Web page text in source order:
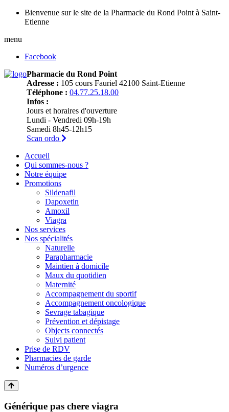
Bienvenue sur le site de la Pharmacie du Rond Point à Saint-
Etienne
menu
Facebook
Pharmacie du Rond Point
Adresse : 105 cours Fauriel 42100 Saint-Etienne
Téléphone : 04.77.25.18.00
Infos :
Jours et horaires d'ouverture
Lundi - Vendredi 09h-19h
Samedi 8h45-12h15
Scan ordo
Accueil
Qui sommes-nous ?
Notre équipe
Promotions
Sildenafil
Dapoxetin
Amoxil
Viagra
Nos services
Nos spécialités
Naturelle
Parapharmacie
Maintien à domicile
Maux du quotidien
Maternité
Accompagnement du sportif
Accompagnement oncologique
Sevrage tabagique
Prévention et dépistage
Objects connectés
Suivi patient
Prise de RDV
Pharmacies de garde
Numéros d’urgence
Générique pas chere viagra